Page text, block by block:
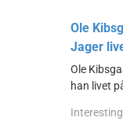
Ole
Jager
Ole
han livet
Interesting